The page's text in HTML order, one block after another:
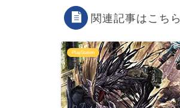
関連記事はこちら
PlayStation